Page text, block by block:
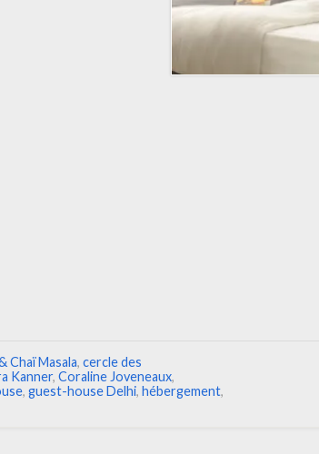
Chaï Masala, cercle des
Kanner, Coraline Joveneaux,
, guest-house Delhi, hébergement,